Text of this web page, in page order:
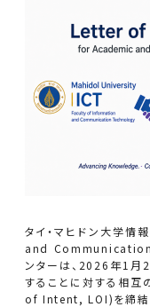
タイ・マヒドン大学
and
ンターは、2026年1月
することに対する相
of Intent, LOI)を締結